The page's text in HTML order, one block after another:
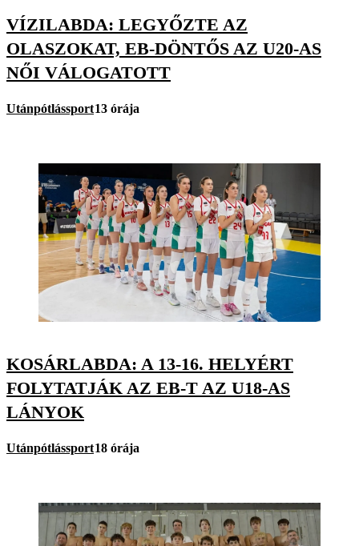
VÍZILABDA: LEGYŐZTE AZ
OLASZOKAT, EB-DÖNTŐS AZ U20-AS
NŐI VÁLOGATOTT
Utánpótlássport13 órája
KOSÁRLABDA: A 13-16. HELYÉRT
FOLYTATJÁK AZ EB-T AZ U18-AS
LÁNYOK
Utánpótlássport18 órája